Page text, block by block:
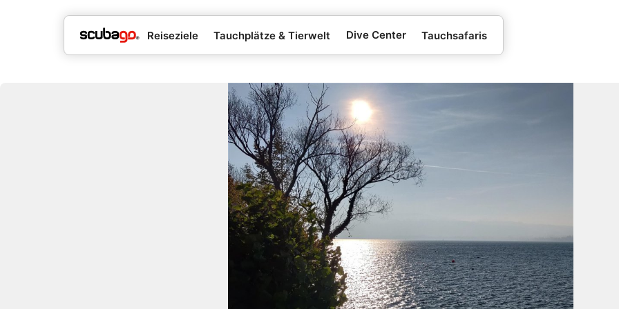
Reiseziele Tauchplätze & Tierwelt Dive Center Tauchsafaris